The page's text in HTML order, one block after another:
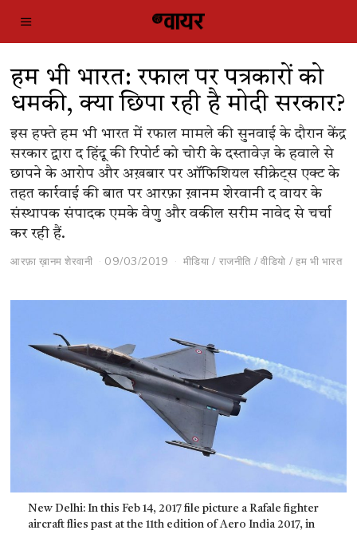
हम भी भारत: रफाल पर पत्रकारों को
धमकी, क्या छिपा रही है मोदी सरकार?
इस हफ्ते हम भी भारत में रफाल मामले की सुनवाई के दौरान केंद्र
सरकार द्वारा द हिंदू की रिपोर्ट को चोरी के दस्तावेज़ के हवाले से
छापने के आरोप और अख़बार पर ऑफिशियल सीक्रेट्स एक्ट के
तहत कार्रवाई की बात पर आरफ़ा ख़ानम शेरवानी द वायर के
संस्थापक संपादक एमके वेणु और वकील सरीम नावेद से चर्चा
कर रही हैं.
आरफ़ा ख़ानम शेरवानी 09/03/2019 मीडिया / राजनीति / वीडियो / हम भी भारत
New Delhi: In this Feb 14, 2017 file picture a Rafale fighter
aircraft flies past at the 11th edition of Aero India 2017, in